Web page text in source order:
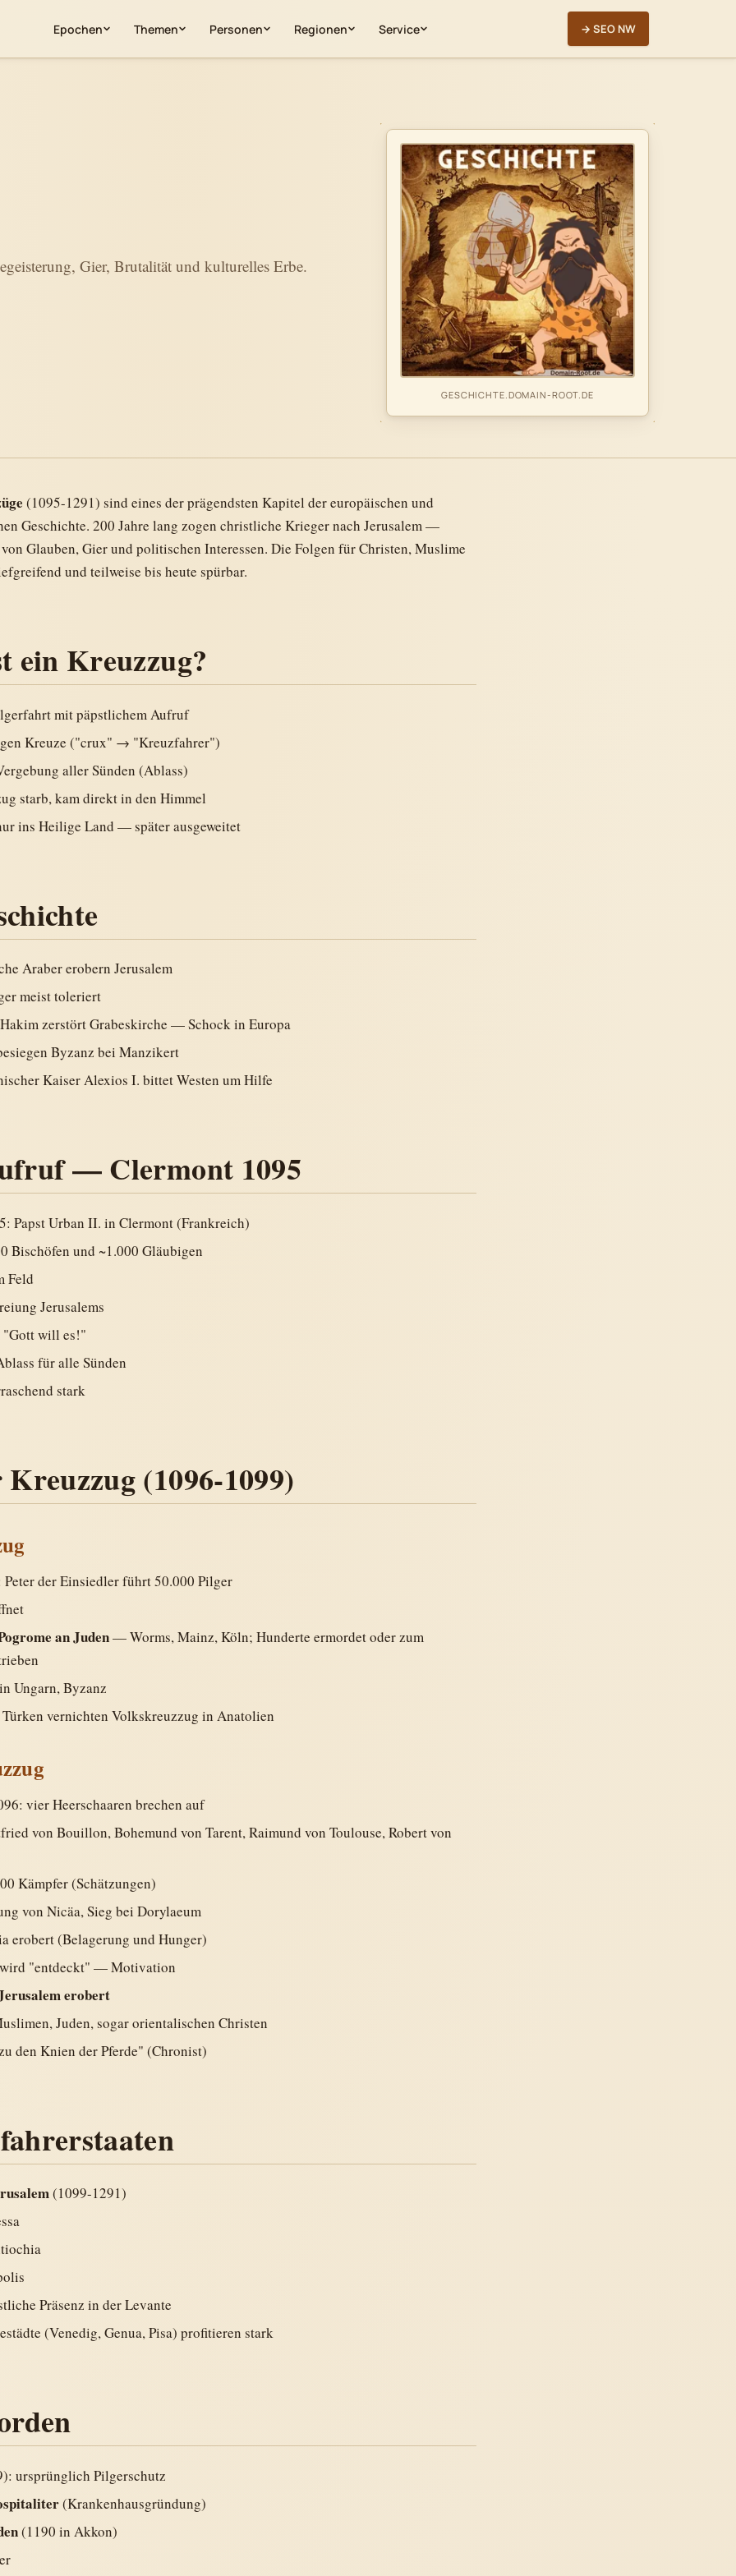
Epochen Themen Personen Regionen Service → SEO NW
Gier, Brutalität und kulturelles Erbe.
GESCHICHTE.DOMAIN-ROOT.DE
(1095-1291) sind eines der prägendsten Kapitel der europäischen und
Geschichte. 200 Jahre lang zogen christliche Krieger nach Jerusalem —
Glauben, Gier und politischen Interessen. Die Folgen für Christen, Muslime
und teilweise bis heute spürbar.
ein Kreuzzug?
mit päpstlichem Aufruf
Kreuze ("crux" → "Kreuzfahrer")
aller Sünden (Ablass)
starb, kam direkt in den Himmel
ins Heilige Land — später ausgeweitet
Araber erobern Jerusalem
meist toleriert
zerstört Grabeskirche — Schock in Europa
Byzanz bei Manzikert
Kaiser Alexios I. bittet Westen um Hilfe
— Clermont 1095
Papst Urban II. in Clermont (Frankreich)
Bischöfen und ~1.000 Gläubigen
Feld
Jerusalems
will es!"
für alle Sünden
stark
(1096-1099)
der Einsiedler führt 50.000 Pilger
an Juden— Worms, Mainz, Köln; Hunderte ermordet oder zum
Ungarn, Byzanz
vernichten Volkskreuzzug in Anatolien
vier Heerschaaren brechen auf
von Bouillon, Bohemund von Tarent, Raimund von Toulouse, Robert von
Kämpfer (Schätzungen)
von Nicäa, Sieg bei Dorylaeum
erobert (Belagerung und Hunger)
"entdeckt" — Motivation
erobert
Juden, sogar orientalischen Christen
den Knien der Pferde" (Chronist)
(1099-1291)
Präsenz in der Levante
(Venedig, Genua, Pisa) profitieren stark
ursprünglich Pilgerschutz
(Krankenhausgründung)
(1190 in Akkon)